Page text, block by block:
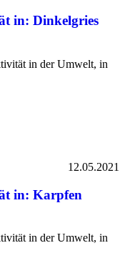
in: Dinkelgries
in der Umwelt, in
12.05.2021
in: Karpfen
in der Umwelt, in